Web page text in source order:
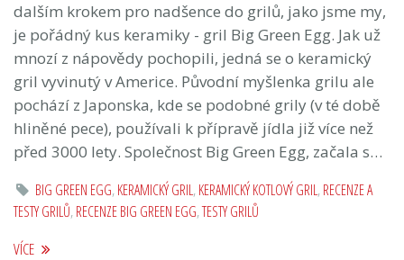
dalším krokem pro nadšence do grilů, jako jsme my,
je pořádný kus keramiky - gril Big Green Egg. Jak už
mnozí z nápovědy pochopili, jedná se o keramický
gril vyvinutý v Americe. Původní myšlenka grilu ale
pochází z Japonska, kde se podobné grily (v té době
hliněné pece), používali k přípravě jídla již více než
před 3000 lety. Společnost Big Green Egg, začala s…
BIG GREEN EGG,KERAMICKÝ GRIL,KERAMICKÝ KOTLOVÝ GRIL,RECENZE A
TESTY GRILŮ,RECENZE BIG GREEN EGG,TESTY GRILŮ
VÍCE